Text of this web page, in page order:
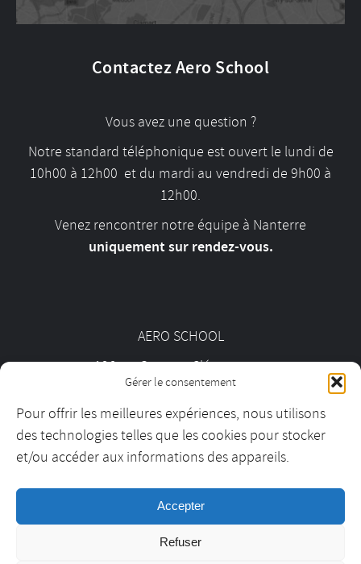
Gérer le consentement
Pour offrir les meilleures expériences, nous utilisons
des technologies telles que les cookies pour stocker
et/ou accéder aux informations des appareils.
Accepter
Refuser
Contactez Aero School
Vous avez une question ?
Notre standard téléphonique est ouvert le lundi de
10h00 à 12h00 et du mardi au vendredi de 9h00 à
12h00.
Venez rencontrer notre équipe à Nanterre
uniquement sur rendez-vous.
AERO SCHOOL
126 av. Georges Clémenceau
01 55 69 19 30
contact@aeroschool.fr